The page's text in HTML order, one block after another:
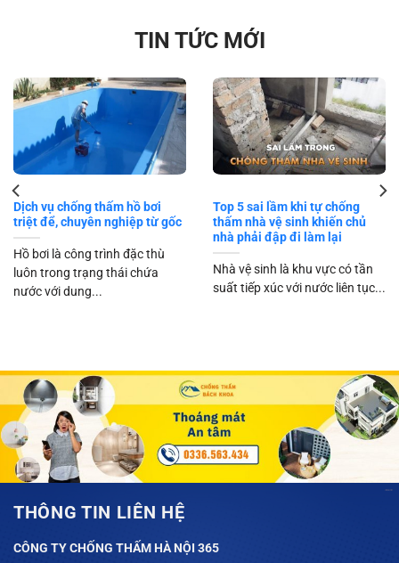
TIN TỨC MỚI
So sánh màng khò bitum và
gốc polyurethane chống thấm
sân thượng
Sân thượng là khu vực hứng
chịu trực tiếp mọi sự thay đổi
Chống thấm dột mái tôn
Cứ mỗi khi mùa mưa đến, tình
trạng dột mái tôn lại trở thành
nỗi lo lắng...
THÔNG TIN LIÊN HỆ
CÔNG TY CHỐNG THẤM HÀ NỘI 365